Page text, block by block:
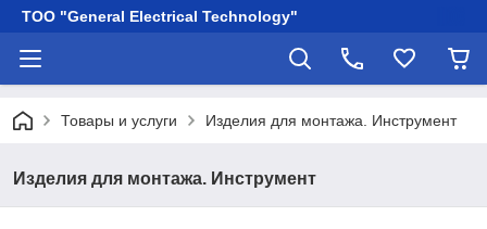
ТОО "General Electrical Technology"
Товары и услуги Изделия для монтажа. Инструмент
Изделия для монтажа. Инструмент